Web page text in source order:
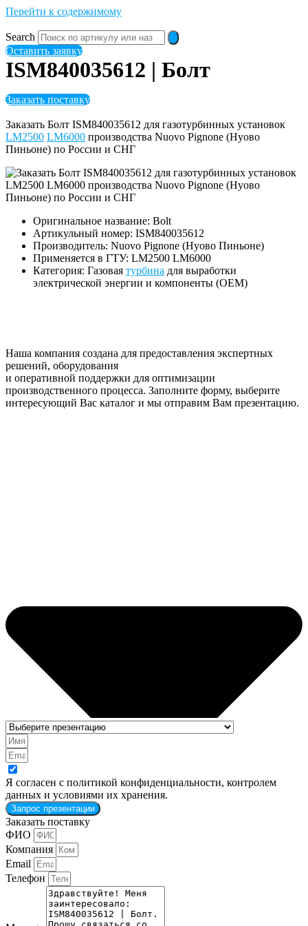
Перейти к содержимому
Search
Оставить заявку
ISM840035612 | Болт
Заказать поставку
Заказать Болт ISM840035612 для газотурбинных установок
LM2500 LM6000 производства Nuovo Pignone (Нуово
Пиньоне) по России и СНГ
Оригинальное название: Bolt
Артикульный номер: ISM840035612
Производитель: Nuovo Pignone (Нуово Пиньоне)
Применяется в ГТУ: LM2500 LM6000
Категория: Газовая турбина для выработки
электрической энергии и компоненты (OEM)
Наша компания создана для предоставления экспертных
решений, оборудования
и оперативной поддержки для оптимизации
производственного процесса. Заполните форму, выберите
интересующий Вас каталог и мы отправим Вам презентацию.
Я согласен с политикой конфиденциальности, контролем
данных и условиями их хранения.
Запрос презентации
Заказать поставку
ФИО
Компания
Email
Телефон